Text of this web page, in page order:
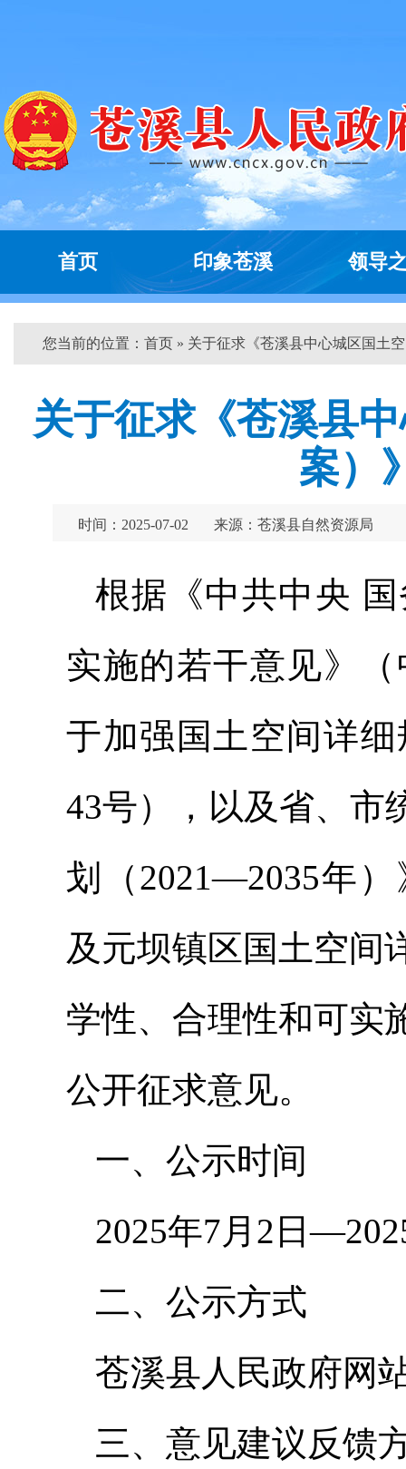
首页 印象苍溪 领导
您当前的位置： 首页 » 关于征求《苍溪县中心城区国土
关于征求《苍溪县
案）
时间：2025-07-02 来源：苍溪县自然资源局
根据《中共中央
实施的若干意见》
于加强国土空间详
43号），以及省、市
划（2021—2035年
及元坝镇区国土空间
学性、合理性和可实
公开征求意见。
一、公示时间
2025年7月2日
二、公示方式
苍溪县人民政府网
三、意见建议反馈